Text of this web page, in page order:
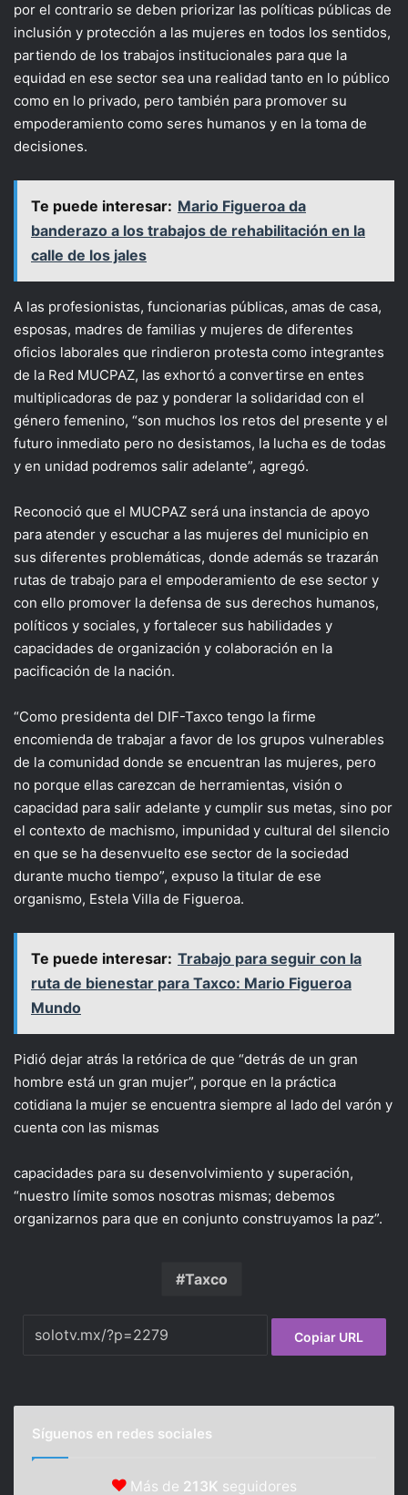
por el contrario se deben priorizar las políticas públicas de
inclusión y protección a las mujeres en todos los sentidos,
partiendo de los trabajos institucionales para que la
equidad en ese sector sea una realidad tanto en lo público
como en lo privado, pero también para promover su
empoderamiento como seres humanos y en la toma de
decisiones.
Te puede interesar: Mario Figueroa da
banderazo a los trabajos de rehabilitación en la
calle de los jales
A las profesionistas, funcionarias públicas, amas de casa,
esposas, madres de familias y mujeres de diferentes
oficios laborales que rindieron protesta como integrantes
de la Red MUCPAZ, las exhortó a convertirse en entes
multiplicadoras de paz y ponderar la solidaridad con el
género femenino, “son muchos los retos del presente y el
futuro inmediato pero no desistamos, la lucha es de todas
y en unidad podremos salir adelante”, agregó.
Reconoció que el MUCPAZ será una instancia de apoyo
para atender y escuchar a las mujeres del municipio en
sus diferentes problemáticas, donde además se trazarán
rutas de trabajo para el empoderamiento de ese sector y
con ello promover la defensa de sus derechos humanos,
políticos y sociales, y fortalecer sus habilidades y
capacidades de organización y colaboración en la
pacificación de la nación.
“Como presidenta del DIF-Taxco tengo la firme
encomienda de trabajar a favor de los grupos vulnerables
de la comunidad donde se encuentran las mujeres, pero
no porque ellas carezcan de herramientas, visión o
capacidad para salir adelante y cumplir sus metas, sino por
el contexto de machismo, impunidad y cultural del silencio
en que se ha desenvuelto ese sector de la sociedad
durante mucho tiempo”, expuso la titular de ese
organismo, Estela Villa de Figueroa.
Te puede interesar: Trabajo para seguir con la
ruta de bienestar para Taxco: Mario Figueroa
Mundo
Pidió dejar atrás la retórica de que “detrás de un gran
hombre está un gran mujer”, porque en la práctica
cotidiana la mujer se encuentra siempre al lado del varón y
cuenta con las mismas
capacidades para su desenvolvimiento y superación,
“nuestro límite somos nosotras mismas; debemos
organizarnos para que en conjunto construyamos la paz”.
Taxco
Copiar URL
Síguenos en redes sociales
Más de 213K seguidores